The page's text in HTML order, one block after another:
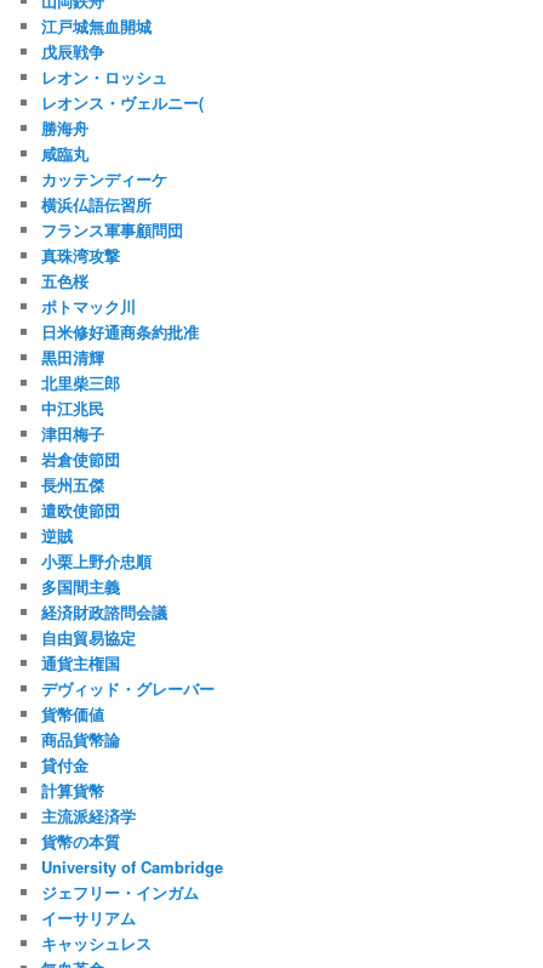
江戸城無血開城
戊辰戦争
レオン・ロッシュ
レオンス・ヴェルニー(
勝海舟
咸臨丸
カッテンディーケ
横浜仏語伝習所
フランス軍事顧問団
真珠湾攻撃
五色桜
ポトマック川
日米修好通商条約批准
黒田清輝
北里柴三郎
中江兆民
津田梅子
岩倉使節団
長州五傑
遣欧使節団
逆賊
小栗上野介忠順
多国間主義
経済財政諮問会議
自由貿易協定
通貨主権国
デヴィッド・グレーバー
貨幣価値
商品貨幣論
貸付金
計算貨幣
主流派経済学
貨幣の本質
University of Cambridge
ジェフリー・インガム
イーサリアム
キャッシュレス